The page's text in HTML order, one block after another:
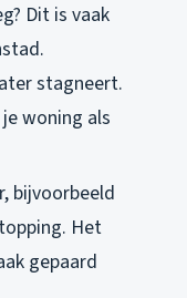
Dit is vaak
stagneert.
woning als
bijvoorbeeld
Het
gepaard